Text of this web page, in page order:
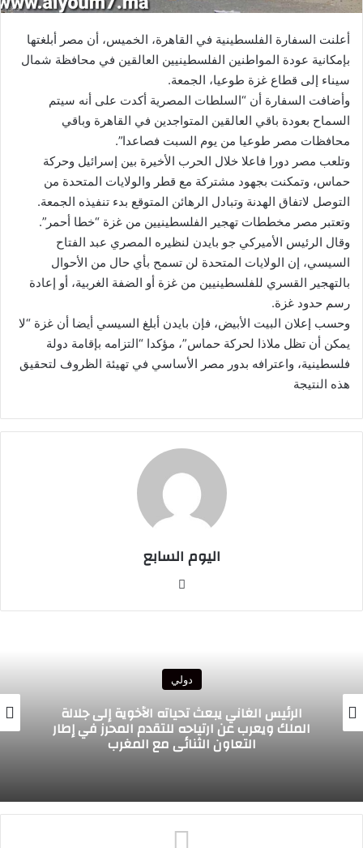
أعلنت السفارة الفلسطينية في القاهرة، الخميس، أن مصر أبلغتها
بإمكانية عودة المواطنين الفلسطينيين العالقين في محافظة شمال
سيناء إلى قطاع غزة طوعيا، الجمعة.
وأضافت السفارة أن “السلطات المصرية أكدت على أنه سيتم
السماح بعودة باقي العالقين المتواجدين في القاهرة وباقي
محافظات مصر طوعيا من يوم السبت فصاعدا”.
وتلعب مصر دورا فاعلا خلال الحرب الأخيرة بين إسرائيل وحركة
حماس، وتمكنت بجهود مشتركة مع قطر والولايات المتحدة من
التوصل لاتفاق الهدنة وتبادل الرهائن المتوقع بدء تنفيذه الجمعة.
وتعتبر مصر مخططات تهجير الفلسطينيين من غزة “خطا أحمر”.
وقال الرئيس الأميركي جو بايدن لنظيره المصري عبد الفتاح
السيسي، إن الولايات المتحدة لن تسمح بأي حال من الأحوال
بالتهجير القسري للفلسطينيين من غزة أو الضفة الغربية، أو إعادة
رسم حدود غزة.
وحسب إعلان البيت الأبيض، فإن بايدن أبلغ السيسي أيضا أن غزة “لا
يمكن أن تظل ملاذا لحركة حماس”، مؤكدا “التزامه بإقامة دولة
فلسطينية، واعترافه بدور مصر الأساسي في تهيئة الظروف لتحقيق
هذه النتيجة
اليوم السابع
دولي
الرئيس الغاني يبعث تحياته الأخوية إلى جلالة
الملك ويعرب عن ارتياحه للتقدم المحرز في إطار
التعاون الثنائي مع المغرب